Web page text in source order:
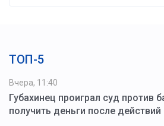
ТОП-5
Вчера, 11:40
Губахинец проиграл суд против
получить деньги после